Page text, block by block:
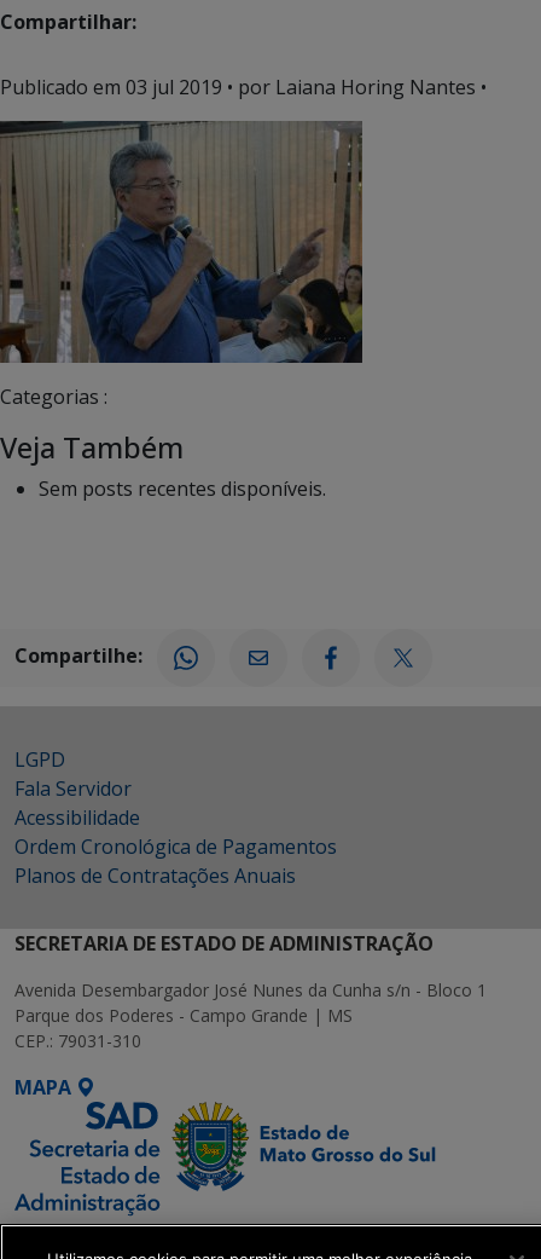
Compartilhar:
Publicado em 03 jul 2019 • por Laiana Horing Nantes •
Categorias :
Veja Também
Sem posts recentes disponíveis.
Compartilhe:
LGPD
Fala Servidor
Acessibilidade
Ordem Cronológica de Pagamentos
Planos de Contratações Anuais
SECRETARIA DE ESTADO DE ADMINISTRAÇÃO
Avenida Desembargador José Nunes da Cunha s/n - Bloco 1
Parque dos Poderes - Campo Grande | MS
CEP.: 79031-310
MAPA